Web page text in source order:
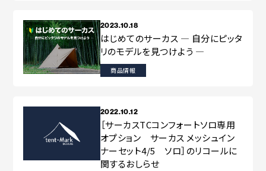
ONLINE STORE
2023.10.18
はじめてのサーカス ― 自分にピッタ
リのモデルを見つけよう ―
商品情報
2022.10.12
［サーカスTCコンフォートソロ専用
オプション サーカス メッシュイン
ナーセット4/5 ソロ］のリコールに
関するおしらせ